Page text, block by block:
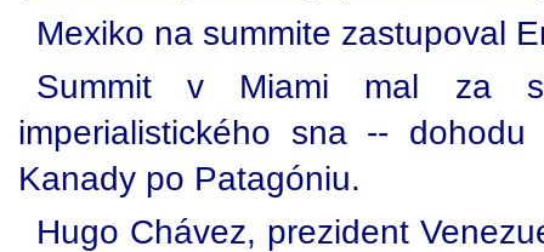
Mexiko na summite zastupoval
Summit v Miami mal za
imperialistického sna --
Kanady po Patagóniu.
Hugo Chávez, prezident